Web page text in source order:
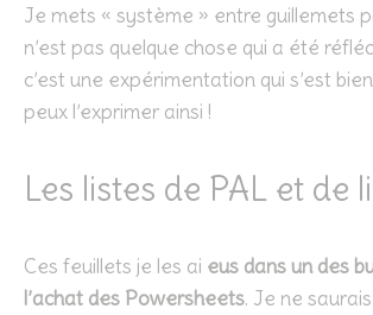
Je mets « système » entre guillemets
n’est pas quelque chose qui a été
c’est une expérimentation qui s’est
peux l’exprimer ainsi !
Les listes de PAL et de
Ces feuillets je les ai eus dans un des
l’achat des Powersheets. Je ne